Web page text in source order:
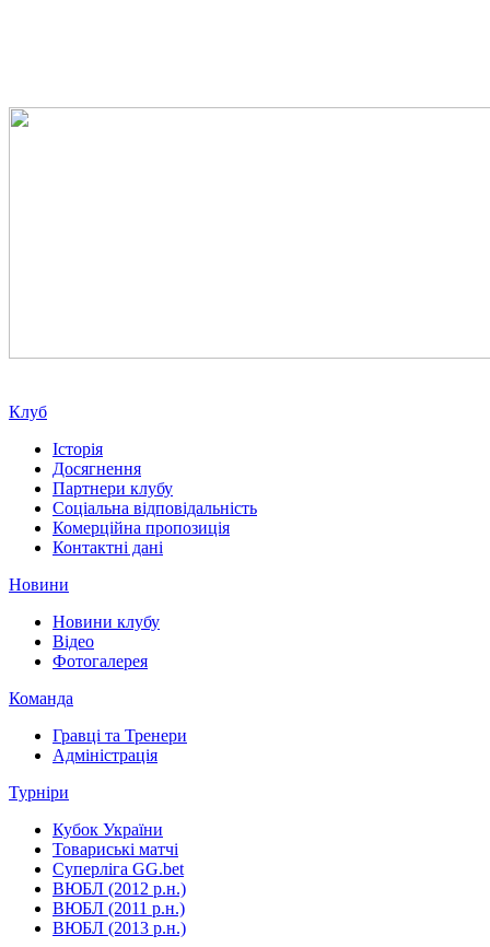
Клуб
Історія
Досягнення
Партнери клубу
Соціальна відповідальність
Комерційна пропозиція
Контактні дані
Новини
Новини клубу
Відео
Фотогалерея
Команда
Гравці та Тренери
Адміністрація
Турніри
Кубок України
Товариські матчі
Суперліга GG.bet
ВЮБЛ (2012 р.н.)
ВЮБЛ (2011 р.н.)
ВЮБЛ (2013 р.н.)